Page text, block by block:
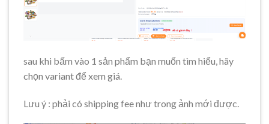
sau khi bấm vào 1 sản phẩm bạn muốn tìm hiểu, hãy
chọn variant để xem giá.
Lưu ý : phải có shipping fee như trong ảnh mới được.